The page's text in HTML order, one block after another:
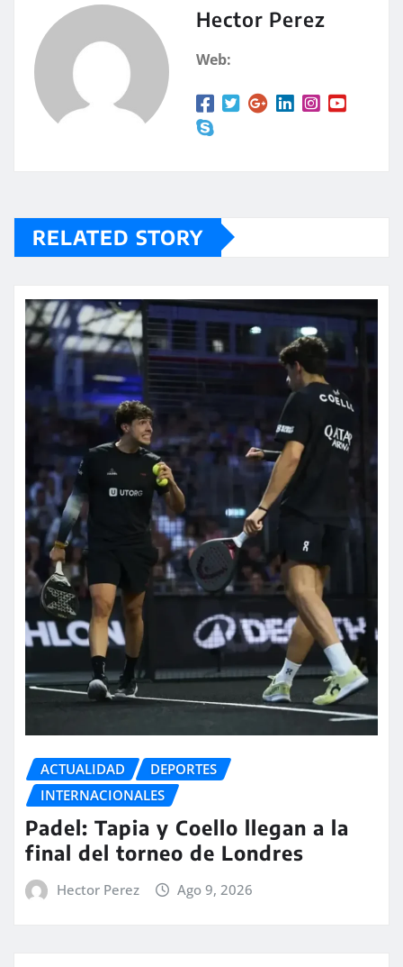
A
p
rt
Hector Perez
Web:
RELATED STORY
ACTUALIDAD
DEPORTES
INTERNACIONALES
Padel: Tapia y Coello llegan a la
final del torneo de Londres
Hector Perez Ago 9, 2026